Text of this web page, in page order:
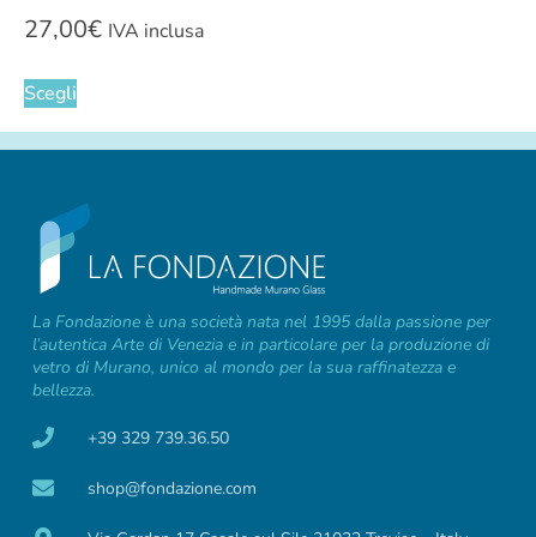
27,00€ IVA inclusa
Scegli
La Fondazione è una società nata nel 1995 dalla passione per
l’autentica Arte di Venezia e in particolare per la produzione di
vetro di Murano, unico al mondo per la sua raffinatezza e
bellezza.
+39 329 739.36.50
shop@fondazione.com